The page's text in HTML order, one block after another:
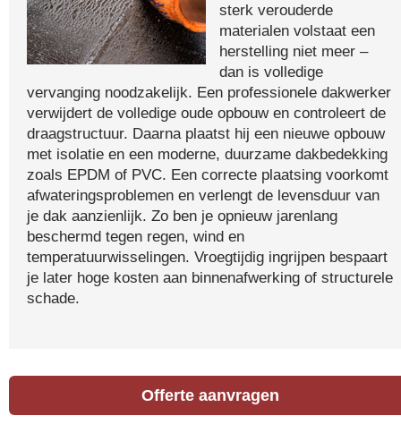
sterk verouderde
materialen volstaat een
herstelling niet meer –
dan is volledige
vervanging noodzakelijk. Een professionele dakwerker
verwijdert de volledige oude opbouw en controleert de
draagstructuur. Daarna plaatst hij een nieuwe opbouw
met isolatie en een moderne, duurzame dakbedekking
zoals EPDM of PVC. Een correcte plaatsing voorkomt
afwateringsproblemen en verlengt de levensduur van
je dak aanzienlijk. Zo ben je opnieuw jarenlang
beschermd tegen regen, wind en
temperatuurwisselingen. Vroegtijdig ingrijpen bespaart
je later hoge kosten aan binnenafwerking of structurele
schade.
Offerte aanvragen